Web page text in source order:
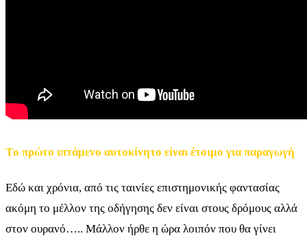
Tο πρώτο ιπτάμενο αυτοκίνητο είναι έτοιμο για παραγωγή
Εδώ και χρόνια, από τις ταινίες επιστημονικής φαντασίας
ακόμη το μέλλον της οδήγησης δεν είναι στους δρόμους αλλά
στον ουρανό….. Μάλλον ήρθε η ώρα λοιπόν που θα γίνει